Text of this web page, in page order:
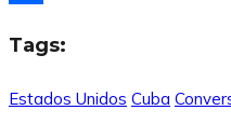
Tags:
Estados Unidos Cuba